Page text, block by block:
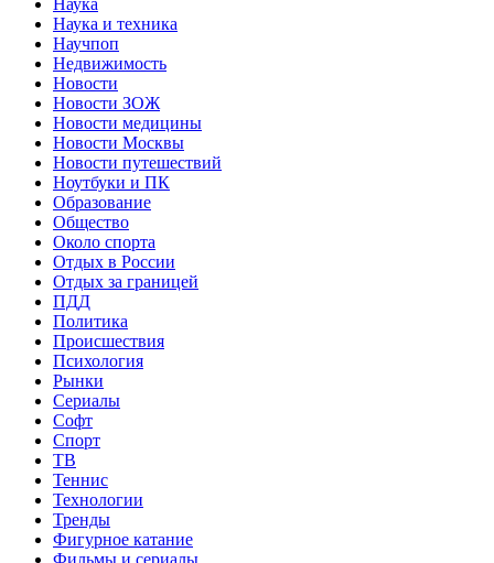
Наука и техника
Научпоп
Недвижимость
Новости
Новости ЗОЖ
Новости медицины
Новости Москвы
Новости путешествий
Ноутбуки и ПК
Образование
Общество
Около спорта
Отдых в России
Отдых за границей
ПДД
Политика
Происшествия
Психология
Рынки
Сериалы
Софт
Спорт
ТВ
Теннис
Технологии
Тренды
Фигурное катание
Фильмы и сериалы